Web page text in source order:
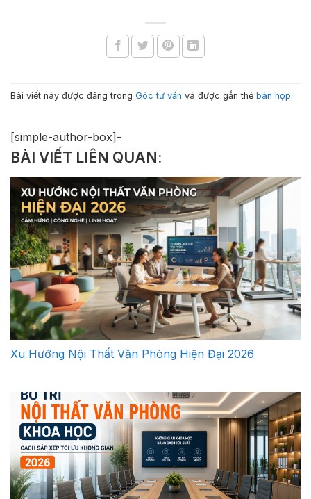
Bài viết này được đăng trong Góc tư vấn và được gắn thẻ bàn họp.
[simple-author-box]-
BÀI VIẾT LIÊN QUAN:
Xu Hướng Nội Thất Văn Phòng Hiện Đại 2026